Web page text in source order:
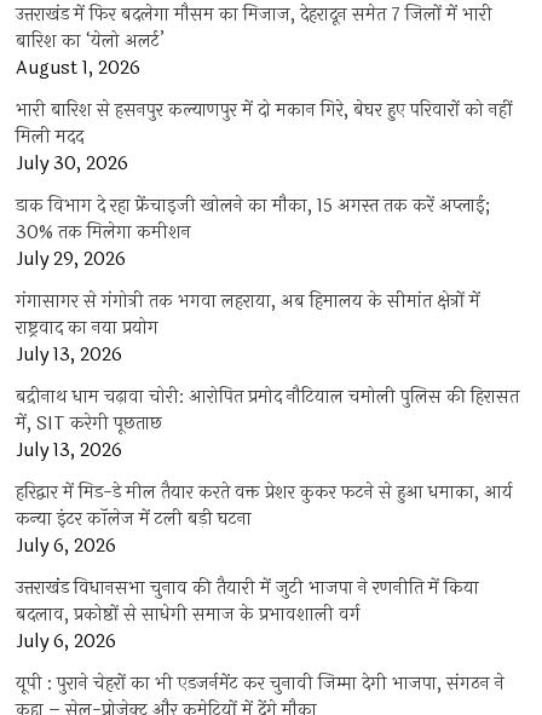
उत्तराखंड में फिर बदलेगा मौसम का मिजाज, देहरादून समेत 7 जिलों में भारी
बारिश का ‘येलो अलर्ट’
August 1, 2026
भारी बारिश से हसनपुर कल्याणपुर में दो मकान गिरे, बेघर हुए परिवारों को नहीं
मिली मदद
July 30, 2026
डाक विभाग दे रहा फ्रेंचाइजी खोलने का मौका, 15 अगस्त तक करें अप्लाई;
30% तक मिलेगा कमीशन
July 29, 2026
गंगासागर से गंगोत्री तक भगवा लहराया, अब हिमालय के सीमांत क्षेत्रों में
राष्ट्रवाद का नया प्रयोग
July 13, 2026
बद्रीनाथ धाम चढ़ावा चोरी: आरोपित प्रमोद नौटियाल चमोली पुलिस की हिरासत
में, SIT करेगी पूछताछ
July 13, 2026
हरिद्वार में मिड-डे मील तैयार करते वक्त प्रेशर कुकर फटने से हुआ धमाका, आर्य
कन्या इंटर कॉलेज में टली बड़ी घटना
July 6, 2026
उत्तराखंंड विधानसभा चुनाव की तैयारी में जुटी भाजपा ने रणनीति में किया
बदलाव, प्रकोष्ठों से साधेगी समाज के प्रभावशाली वर्ग
July 6, 2026
यूपी : पुराने चेहरों का भी एडजर्नमेंट कर चुनावी जिम्मा देगी भाजपा, संगठन ने